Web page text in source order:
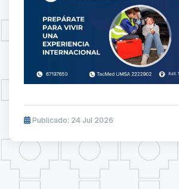
Publicado: 24 Jul 2026